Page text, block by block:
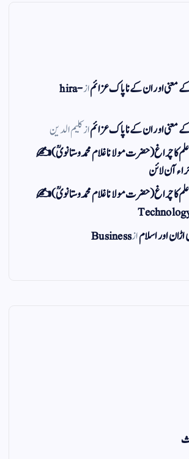
معنی اور ان کے نا پاک عزائمازhira-
معنی اور ان کے نا پاک عزائمازکلیم الدین
کا چراغ(حضرت مولانا غلام محمد وستانویؒ)✍
آن لائن
کا چراغ(حضرت مولانا غلام محمد وستانویؒ)✍
اور اسلامازBusiness